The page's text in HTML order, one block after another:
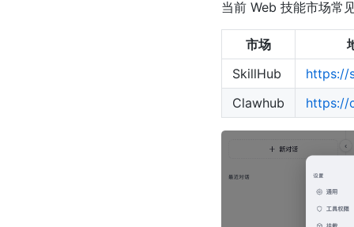
当前 Web 技能市场常
市场
SkillHub
https://
Clawhub
https://